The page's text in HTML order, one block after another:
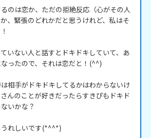
のは恋か、ただの拒絶反応（心がその人
、緊張のどれかだと思うけれど、私はそ
いない人と話すとドキドキしていて、あ
ったので、それは恋だと！(^^)
相手がドキドキしてるかはわからないけ
んのことが好きだったらすきぴもドキド
いかな？
れしいです(*^^*)